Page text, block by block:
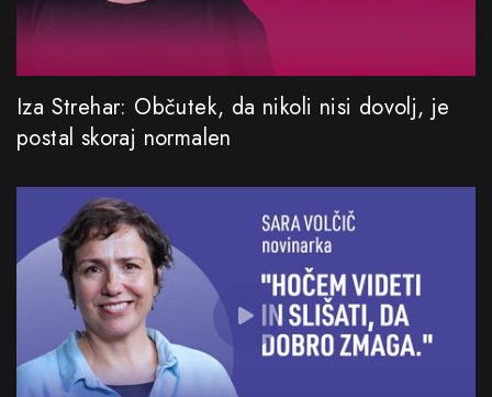
Iza Strehar: Občutek, da nikoli nisi dovolj, je
postal skoraj normalen